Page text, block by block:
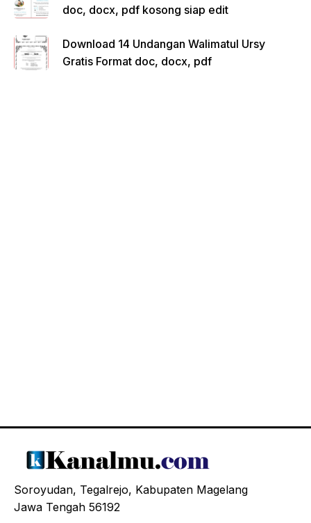
doc, docx, pdf kosong siap edit
Download 14 Undangan Walimatul Ursy
Gratis Format doc, docx, pdf
Soroyudan, Tegalrejo, Kabupaten Magelang
Jawa Tengah 56192